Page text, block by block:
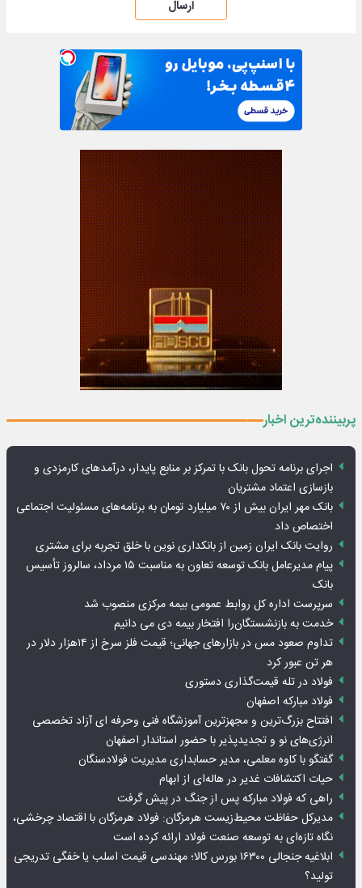
ارسال
پربیننده‌ترین اخبار
اجرای برنامه تحول بانک با تمرکز بر منابع پایدار، درآمدهای کارمزدی و
بازسازی اعتماد مشتریان
بانک مهر ایران بیش از ۷۰ میلیارد تومان به برنامه‌های مسئولیت اجتماعی
اختصاص داد
روایت بانک ایران زمین از بانکداری نوین با خلق تجربه برای مشتری
پیام مدیرعامل بانک توسعه تعاون به مناسبت ۱۵ مرداد، سالروز تأسیس
بانک
سرپرست اداره کل روابط عمومی بیمه مرکزی منصوب شد
خدمت به بازنشستگان‌را افتخار بیمه دی می دانیم
تداوم صعود مس در بازارهای جهانی؛ قیمت فلز سرخ از ۱۴هزار دلار در
هر تن عبور کرد
فولاد در تله قیمت‌گذاری دستوری
فولاد مبارکه اصفهان
افتتاح بزرگ‌ترین و مجهزترین آموزشگاه فنی وحرفه ای آزاد تخصصی
انرژی‌های نو و تجدیدپذیر با حضور استاندار اصفهان
گفتگو با کاوه معلمی، مدیر حسابداری مدیریت فولادسنگان
حیات اکتشافات غدیر در هاله‌ای از ابهام
راهی که فولاد مبارکه پس از جنگ در پیش گرفت
مدیرکل حفاظت محیط‌زیست هرمزگان: فولاد هرمزگان با اقتصاد چرخشی،
نگاه تازه‌ای به توسعه صنعت فولاد ارائه کرده است
ابلاغیه جنجالی ۱۶۳۰۰ بورس کالا؛ مهندسی قیمت اسلب یا خفگی تدریجی
تولید؟